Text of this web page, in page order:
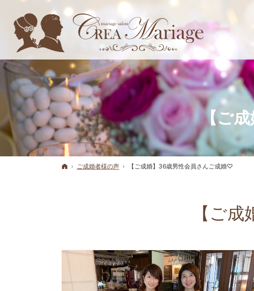
【ご
ホーム
ご成婚者様の声 【ご成婚】36歳男性会員さんご成婚♡
【ご